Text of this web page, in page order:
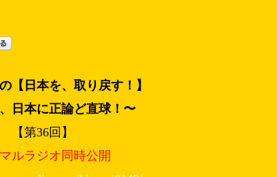
【日本を、取り戻す！】
日本に正論ど直球！〜
【第36回】
ルラジオ同時公開